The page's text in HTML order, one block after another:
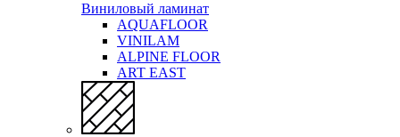
Виниловый ламинат
AQUAFLOOR
VINILAM
ALPINE FLOOR
ART EAST